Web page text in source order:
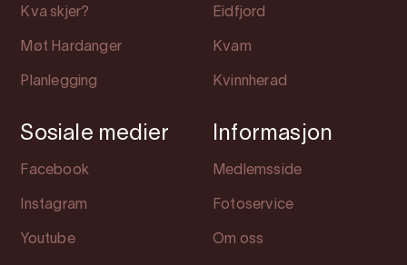
Kva skjer?
Møt Hardanger
Planlegging
Eidfjord
Kvam
Kvinnherad
Sosiale medier
Facebook
Instagram
Youtube
Informasjon
Medlemsside
Fotoservice
Om oss